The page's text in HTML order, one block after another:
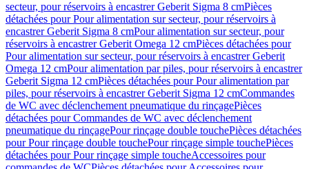
secteur, pour réservoirs à encastrer Geberit Sigma 8 cmPièces
détachées pour Pour alimentation sur secteur, pour réservoirs à
encastrer Geberit Sigma 8 cmPour alimentation sur secteur, pour
réservoirs à encastrer Geberit Omega 12 cmPièces détachées pour
Pour alimentation sur secteur, pour réservoirs à encastrer Geberit
Omega 12 cmPour alimentation par piles, pour réservoirs à encastrer
Geberit Sigma 12 cmPièces détachées pour Pour alimentation par
piles, pour réservoirs à encastrer Geberit Sigma 12 cmCommandes
de WC avec déclenchement pneumatique du rinçagePièces
détachées pour Commandes de WC avec déclenchement
pneumatique du rinçagePour rinçage double touchePièces détachées
pour Pour rinçage double touchePour rinçage simple touchePièces
détachées pour Pour rinçage simple toucheAccessoires pour